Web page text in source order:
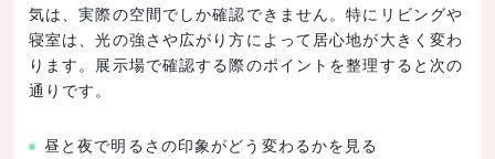
気は、実際の空間でしか確認できません。特にリビングや
寝室は、光の強さや広がり方によって居心地が大きく変わ
ります。展示場で確認する際のポイントを整理すると次の
通りです。
昼と夜で明るさの印象がどう変わるかを見る